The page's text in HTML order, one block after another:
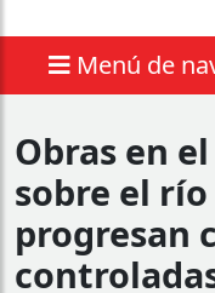
Menú de
Obras en
sobre el
progresan